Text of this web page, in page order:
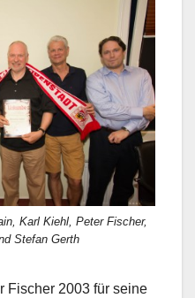
Karl Kiehl, Peter Fischer,
Stefan Gerth
Fischer 2003 für seine